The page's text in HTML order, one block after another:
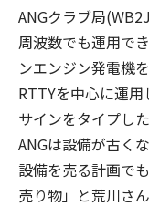
ANGクラブ局
周波数でも運用で
ンエンジン発電機
RTTYを中心に運
サインをタイプし
ANGは設備が古く
設備を売る計画で
売り物」と荒川さ